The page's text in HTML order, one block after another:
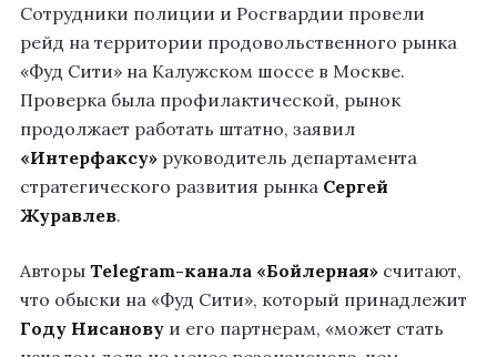
Сотрудники полиции и Росгвардии провели
рейд на территории продовольственного рынка
«Фуд Сити» на Калужском шоссе в Москве.
Проверка была профилактической, рынок
продолжает работать штатно, заявил
«Интерфаксу» руководитель департамента
стратегического развития рынка Сергей
Журавлев.
Авторы Telegram-канала «Бойлерная» считают,
что обыски на «Фуд Сити», который принадлежит
Году Нисанову и его партнерам, «может стать